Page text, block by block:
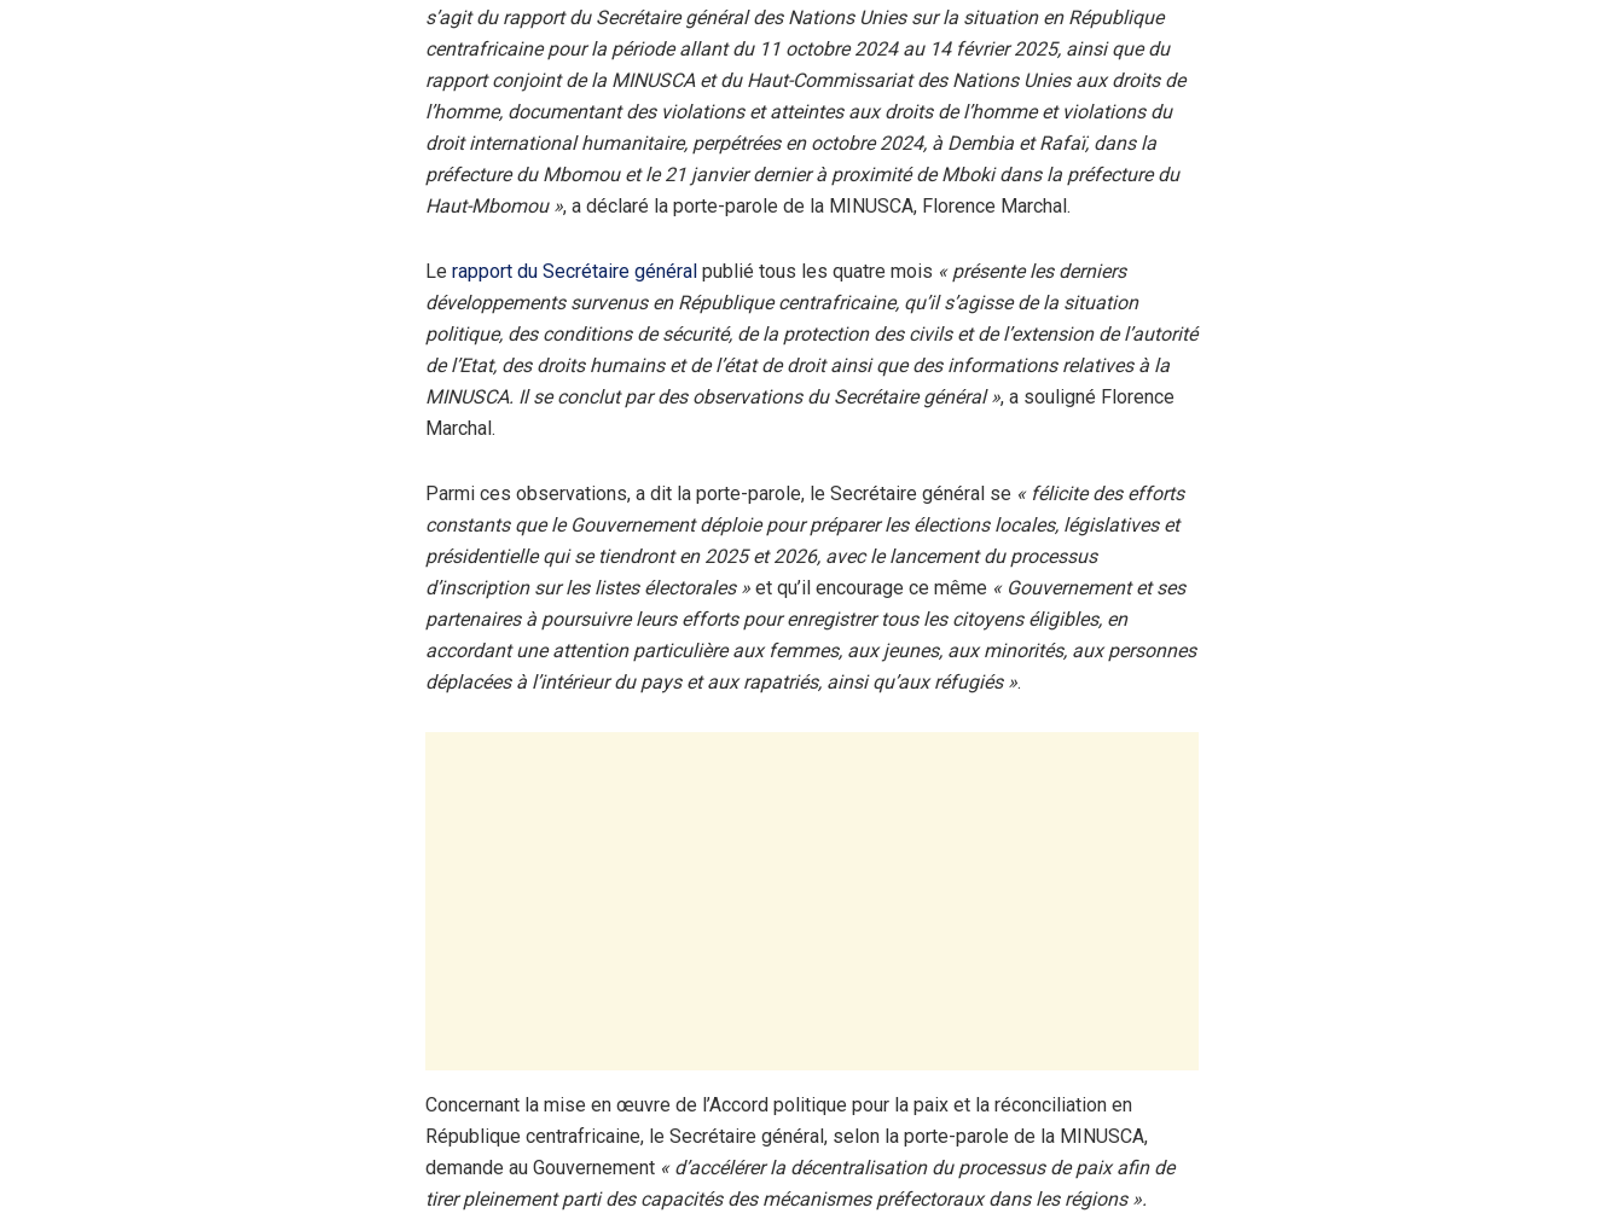
s’agit du rapport du Secrétaire général des Nations Unies sur la situation en République
centrafricaine pour la période allant du 11 octobre 2024 au 14 février 2025, ainsi que du
rapport conjoint de la MINUSCA et du Haut-Commissariat des Nations Unies aux droits de
l’homme, documentant des violations et atteintes aux droits de l’homme et violations du
droit international humanitaire, perpétrées en octobre 2024, à Dembia et Rafaï, dans la
préfecture du Mbomou et le 21 janvier dernier à proximité de Mboki dans la préfecture du
Haut-Mbomou », a déclaré la porte-parole de la MINUSCA, Florence Marchal.
Le rapport du Secrétaire général publié tous les quatre mois « présente les derniers
développements survenus en République centrafricaine, qu’il s’agisse de la situation
politique, des conditions de sécurité, de la protection des civils et de l’extension de l’autorité
de l’Etat, des droits humains et de l’état de droit ainsi que des informations relatives à la
MINUSCA. Il se conclut par des observations du Secrétaire général », a souligné Florence
Marchal.
Parmi ces observations, a dit la porte-parole, le Secrétaire général se « félicite des efforts
constants que le Gouvernement déploie pour préparer les élections locales, législatives et
présidentielle qui se tiendront en 2025 et 2026, avec le lancement du processus
d’inscription sur les listes électorales » et qu’il encourage ce même « Gouvernement et ses
partenaires à poursuivre leurs efforts pour enregistrer tous les citoyens éligibles, en
accordant une attention particulière aux femmes, aux jeunes, aux minorités, aux personnes
déplacées à l’intérieur du pays et aux rapatriés, ainsi qu’aux réfugiés ».
Concernant la mise en œuvre de l’Accord politique pour la paix et la réconciliation en
République centrafricaine, le Secrétaire général, selon la porte-parole de la MINUSCA,
demande au Gouvernement « d’accélérer la décentralisation du processus de paix afin de
tirer pleinement parti des capacités des mécanismes préfectoraux dans les régions ».